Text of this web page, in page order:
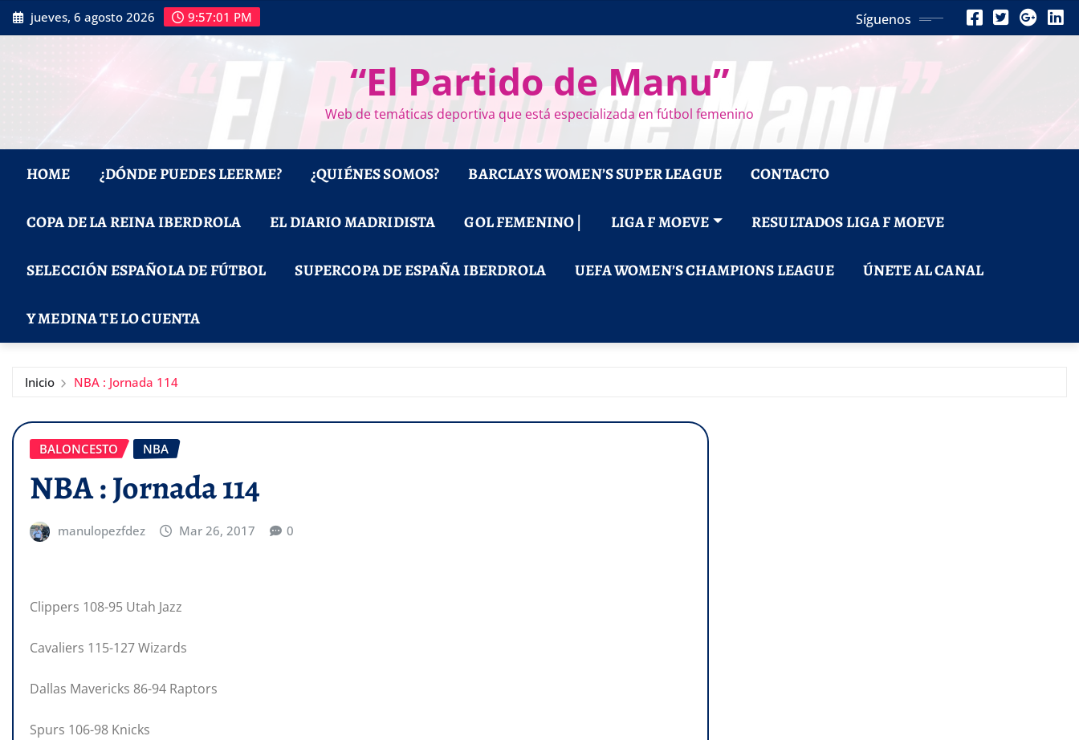
Saltar
al
jueves, 6 agosto 2026 9:57:02 PM Síguenos
“El Partido de Manu”
Web de temáticas deportiva que está especializada en fútbol femenino
HOME ¿DÓNDE PUEDES LEERME? ¿QUIÉNES SOMOS? BARCLAYS WOMEN’S SUPER LEAGUE CONTACTO
COPA DE LA REINA IBERDROLA EL DIARIO MADRIDISTA GOL FEMENINO | LIGA F MOEVE RESULTADOS LIGA F MOEVE
SELECCIÓN ESPAÑOLA DE FÚTBOL SUPERCOPA DE ESPAÑA IBERDROLA UEFA WOMEN’S CHAMPIONS LEAGUE ÚNETE AL CANAL
Y MEDINA TE LO CUENTA
Inicio NBA : Jornada 114
BALONCESTO NBA
NBA : Jornada 114
manulopezfdez Mar 26, 2017 0
Clippers 108-95 Utah Jazz
Cavaliers 115-127 Wizards
Dallas Mavericks 86-94 Raptors
Spurs 106-98 Knicks